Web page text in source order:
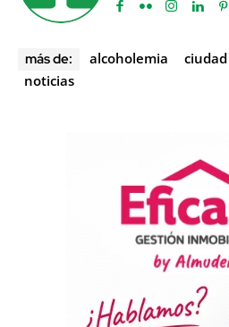
más de: alcoholemia
noticias